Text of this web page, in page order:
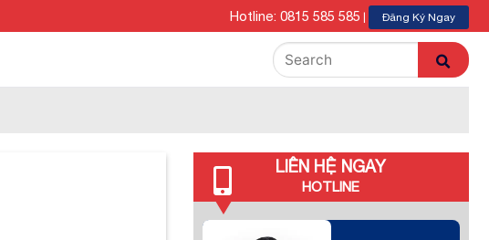
Hotline: 0815 585 585 Đăng Ký Ngay
LIÊN HỆ NGAY
HOTLINE